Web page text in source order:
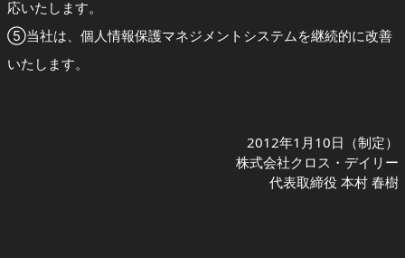
応いたします。
⑤当社は、個人情報保護マネジメントシステムを継続的に改善
いたします。
2012年1月10日（制定）
株式会社クロス・デイリー
代表取締役 本村 春樹